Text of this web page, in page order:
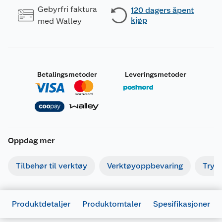
Gebyrfri faktura
med Walley
120 dagers åpent
kjøp
Betalingsmetoder Leveringsmetoder
Oppdag mer
Tilbehør til verktøy Verktøyoppbevaring
Produktdetaljer Produktomtaler Spesifikasjoner